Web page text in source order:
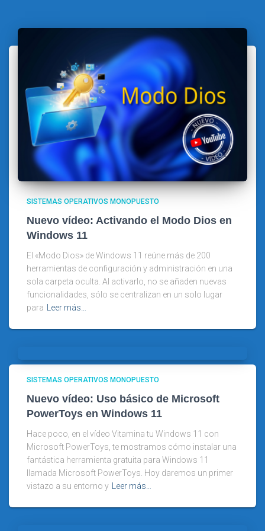
SISTEMAS OPERATIVOS MONOPUESTO
Nuevo vídeo: Activando el Modo Dios en
Windows 11
El «Modo Dios» de Windows 11 reúne más de 200
herramientas de configuración y administración en una
sola carpeta oculta. Al activarlo, no se añaden nuevas
funcionalidades, sólo se centralizan en un solo lugar
para
Leer más…
SISTEMAS OPERATIVOS MONOPUESTO
Nuevo vídeo: Uso básico de Microsoft
PowerToys en Windows 11
Hace poco, en el vídeo Vitamina tu Windows 11 con
Microsoft PowerToys, te mostramos cómo instalar una
fantástica herramienta gratuita para Windows 11
llamada Microsoft PowerToys. Hoy daremos un primer
vistazo a su entorno y
Leer más…